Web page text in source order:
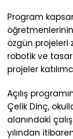
Program
öğretmenlerinin
özgün projeleri
robotik ve
projeler
Açılış
Çelik Dinç,
alanındaki
yılından